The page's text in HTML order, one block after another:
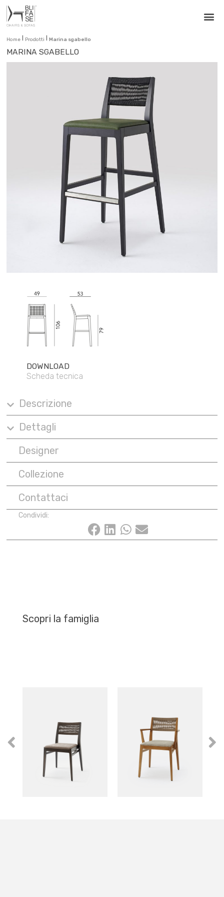
Descrizione
Dettagli
Designer
Collezione
Contattaci
Condividi:
Home Prodotti Marina sgabello
MARINA SGABELLO
DOWNLOAD
Scheda tecnica
Scopri la famiglia